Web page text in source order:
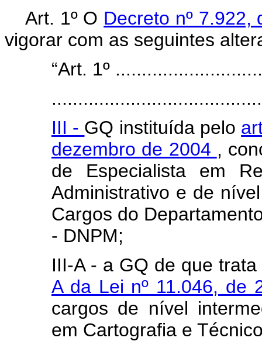
Art. 1º O Decreto nº
vigorar com as seguintes
“Art. 1º
III - GQ instituída pelo
dezembro de 2004 ,
de Especialista em
Administrativo e de
Cargos do
- DNPM;
III-A - a GQ de que
A da Lei nº 11.046, de
cargos de nível
em Cartografia e